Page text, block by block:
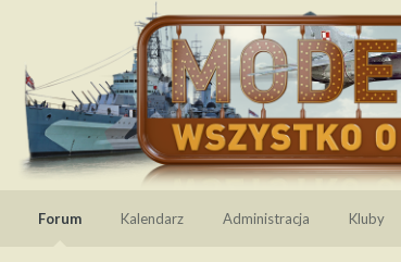
Forum Kalendarz Administracja Kluby